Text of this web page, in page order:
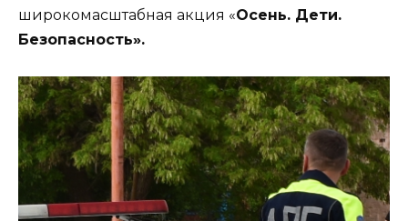
широкомасштабная акция «Осень. Дети.
Безопасность».